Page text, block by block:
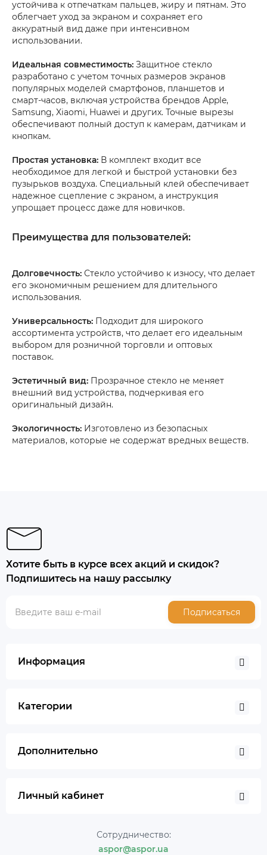
устойчива к отпечаткам пальцев, жиру и пятнам. Это
облегчает уход за экраном и сохраняет его
аккуратный вид даже при интенсивном
использовании.
Идеальная совместимость: Защитное стекло
разработано с учетом точных размеров экранов
популярных моделей смартфонов, планшетов и
смарт-часов, включая устройства брендов Apple,
Samsung, Xiaomi, Huawei и других. Точные вырезы
обеспечивают полный доступ к камерам, датчикам и
кнопкам.
Простая установка: В комплект входит все
необходимое для легкой и быстрой установки без
пузырьков воздуха. Специальный клей обеспечивает
надежное сцепление с экраном, а инструкция
упрощает процесс даже для новичков.
Преимущества для пользователей:
Долговечность: Стекло устойчиво к износу, что делает
его экономичным решением для длительного
использования.
Универсальность: Подходит для широкого
ассортимента устройств, что делает его идеальным
выбором для розничной торговли и оптовых
поставок.
Эстетичный вид: Прозрачное стекло не меняет
внешний вид устройства, подчеркивая его
оригинальный дизайн.
Экологичность: Изготовлено из безопасных
материалов, которые не содержат вредных веществ.
Хотите быть в курсе всех акций и скидок?
Подпишитесь на нашу рассылку
Подписаться
Информация
Категории
Дополнительно
Личный кабинет
Сотрудничество:
aspor@aspor.ua